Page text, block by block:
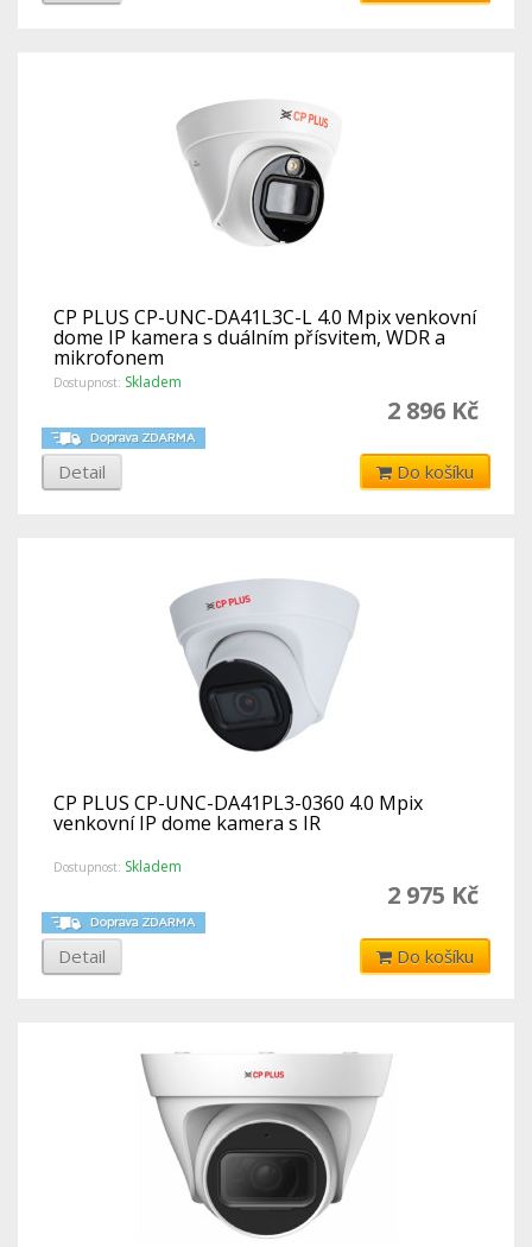
CP PLUS CP-UNC-DA41L3C-L 4.0 Mpix venkovní
dome IP kamera s duálním přísvitem, WDR a
mikrofonem
Dostupnost: Skladem
2 896 Kč
Detail Do košíku
CP PLUS CP-UNC-DA41PL3-0360 4.0 Mpix
venkovní IP dome kamera s IR
Dostupnost: Skladem
2 975 Kč
Detail Do košíku